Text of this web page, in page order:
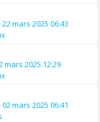
22 mars 2025 06:43
mars 2025 12:29
02 mars 2025 06:41